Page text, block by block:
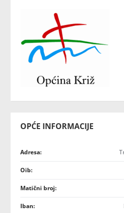
OPĆE INFORMACIJE
Adresa:
Oib:
Matični broj:
Iban: